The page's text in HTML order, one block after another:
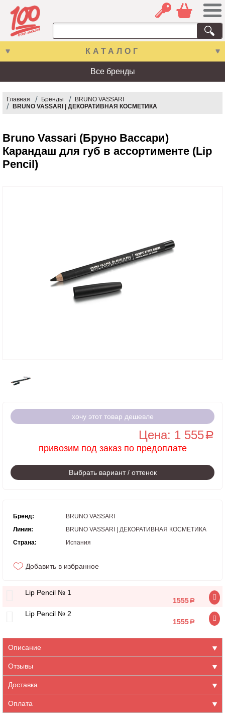
КАТАЛОГ
Все бренды
Главная Бренды
BRUNO VASSARI
BRUNO VASSARI | ДЕКОРАТИВНАЯ КОСМЕТИКА
Bruno Vassari (Бруно Вассари)
Карандаш для губ в ассортименте (Lip
Pencil)
хочу этот товар дешевле
Цена: 1 555a
привозим под заказ по предоплате
Выбрать вариант / оттенок
Бренд:
BRUNO VASSARI
Линия:
BRUNO VASSARI | ДЕКОРАТИВНАЯ КОСМЕТИКА
Страна:
Испания
Добавить в избранное
Lip Pencil № 1
1555a
Lip Pencil № 2
1555a
Описание
Отзывы
Доставка
Оплата